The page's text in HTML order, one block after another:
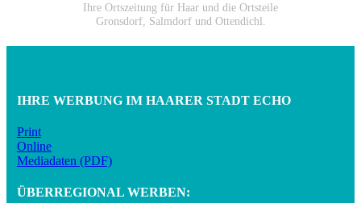
Ihre Ortszeitung für Haar und die Ortsteile
Gronsdorf, Salmdorf und Ottendichl.
IHRE WERBUNG IM HAARER STADT ECHO
Print
Online
Mediadaten (PDF)
ÜBERREGIONAL WERBEN: